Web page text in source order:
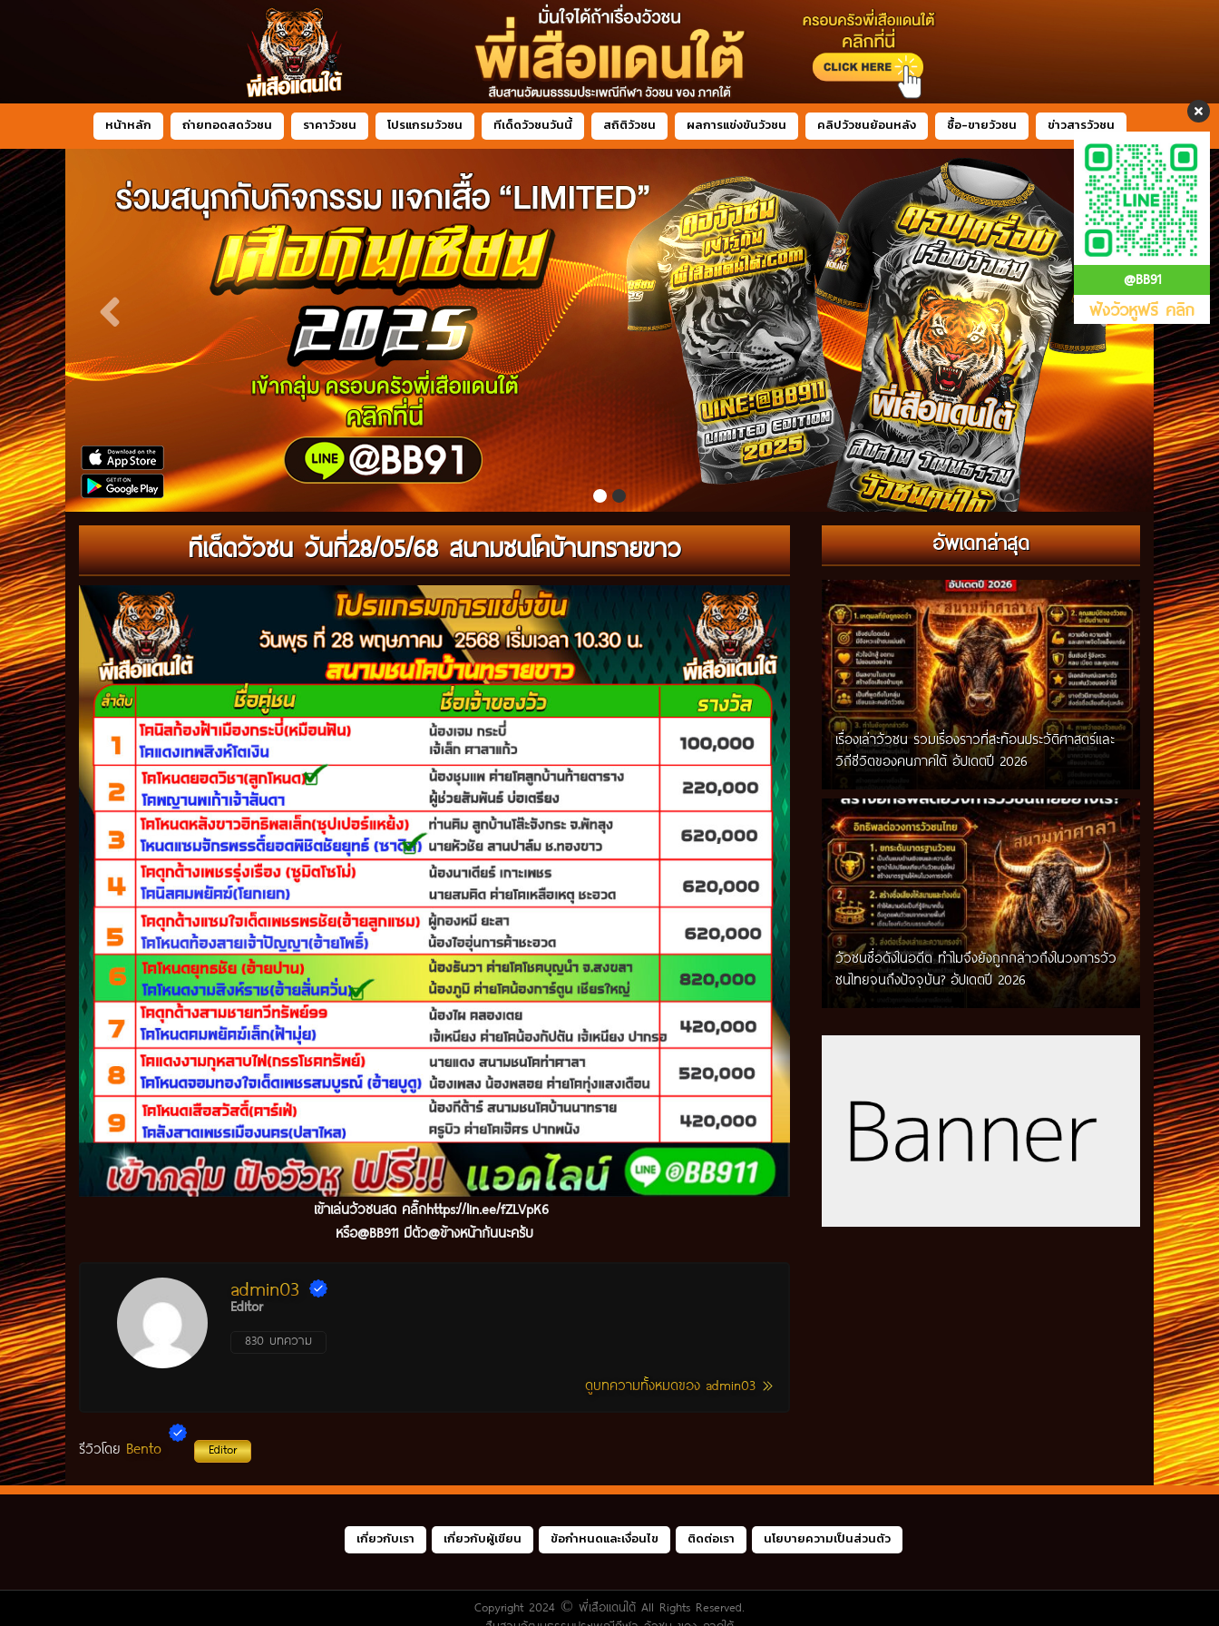
@BB91
ฟังวัวหูฟรี คลิก
หน้าหลัก ถ่ายทอดสดวัวชน ราคาวัวชน โปรแกรมวัวชน ทีเด็ดวัวชนวันนี้ สถิติวัวชน ผลการแข่งขันวัวชน คลิปวัวชนย้อนหลัง ซื้อ-ขายวัวชน ข่าวสารวัวชน
ทีเด็ดวัวชน วันที่28/05/68 สนามชนโคบ้านทรายขาว
เข้าเล่นวัวชนสด คลิ๊กhttps://lin.ee/fZLVpK6
หรือ@BB911 มีตัว@ข้างหน้ากันนะครับ
admin03
Editor
830 บทความ
ดูบทความทั้งหมดของ admin03
รีวิวโดย Bento Editor
อัพเดทล่าสุด
เรื่องเล่าวัวชน รวมเรื่องราวที่สะท้อนประวัติศาสตร์และ
วิถีชีวิตของคนภาคใต้ อัปเดตปี 2026
วัวชนชื่อดังในอดีต ทำไมจึงยังถูกกล่าวถึงในวงการวัว
ชนไทยจนถึงปัจจุบัน? อัปเดตปี 2026
กติกาวัวชนสมัยก่อน วิถีการแข่งขันดั้งเดิมที่สืบทอด
ผ่านภูมิปัญญาท้องถิ่น อัปเดตปี 2026
เกี่ยวกับเรา เกี่ยวกับผู้เขียน ข้อกำหนดและเงื่อนไข ติดต่อเรา นโยบายความเป็นส่วนตัว
Copyright 2024 © พี่เสือแดนใต้ All Rights Reserved.